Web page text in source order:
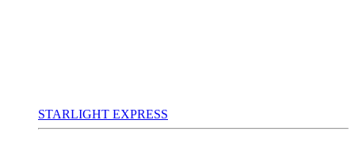
STARLIGHT EXPRESS